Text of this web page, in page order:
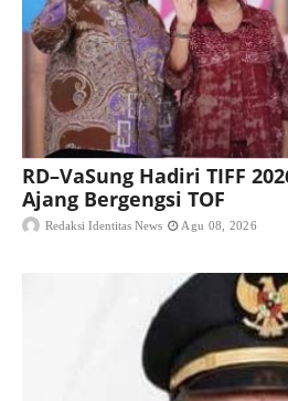
RD–VaSung Hadiri TIFF
Ajang Bergengsi TOF
Redaksi Identitas News Agu 08, 2026